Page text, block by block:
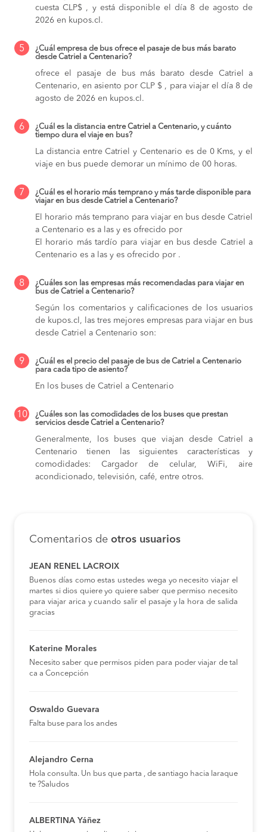
cuesta CLP$ , y está disponible el día 8 de agosto de
2026 en kupos.cl.
5
¿Cuál empresa de bus ofrece el pasaje de bus más barato
desde Catriel a Centenario?
ofrece el pasaje de bus más barato desde Catriel a
Centenario, en asiento por CLP $ , para viajar el día 8 de
agosto de 2026 en kupos.cl.
6
¿Cuál es la distancia entre Catriel a Centenario, y cuánto
tiempo dura el viaje en bus?
La distancia entre Catriel y Centenario es de 0 Kms, y el
viaje en bus puede demorar un mínimo de 00 horas.
7
¿Cuál es el horario más temprano y más tarde disponible para
viajar en bus desde Catriel a Centenario?
El horario más temprano para viajar en bus desde Catriel
a Centenario es a las y es ofrecido por
El horario más tardío para viajar en bus desde Catriel a
Centenario es a las y es ofrecido por .
8
¿Cuáles son las empresas más recomendadas para viajar en
bus de Catriel a Centenario?
Según los comentarios y calificaciones de los usuarios
de kupos.cl, las tres mejores empresas para viajar en bus
desde Catriel a Centenario son:
9
¿Cuál es el precio del pasaje de bus de Catriel a Centenario
para cada tipo de asiento?
En los buses de Catriel a Centenario
10
¿Cuáles son las comodidades de los buses que prestan
servicios desde Catriel a Centenario?
Generalmente, los buses que viajan desde Catriel a
Centenario tienen las siguientes características y
comodidades: Cargador de celular, WiFi, aire
acondicionado, televisión, café, entre otros.
Comentarios de otros usuarios
JEAN RENEL LACROIX
Buenos días como estas ustedes wega yo necesito viajar el
martes si dios quiere yo quiere saber que permiso necesito
para viajar arica y cuando salir el pasaje y la hora de salida
gracias
Katerine Morales
Necesito saber que permisos piden para poder viajar de tal
ca a Concepción
Oswaldo Guevara
Falta buse para los andes
Alejandro Cerna
Hola consulta. Un bus que parta , de santiago hacia laraque
te ?Saludos
ALBERTINA Yáñez